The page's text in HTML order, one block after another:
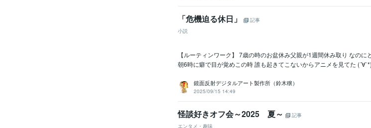
「危機迫る休日」
記事
小説
【ルーティンワーク】 7歳の時のお盆休み父親が1週間休み取り なの
朝6時に癖で目が覚めこの時 誰も起きてこないからアニメを見てた
鏡面反射デジタルアート製作所（鈴木穣）
2025/09/15 14:49
怪談好きオフ会～2025 夏～
記事
エンタメ・趣味